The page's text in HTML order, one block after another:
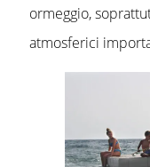
ormeggio,
atmosferici